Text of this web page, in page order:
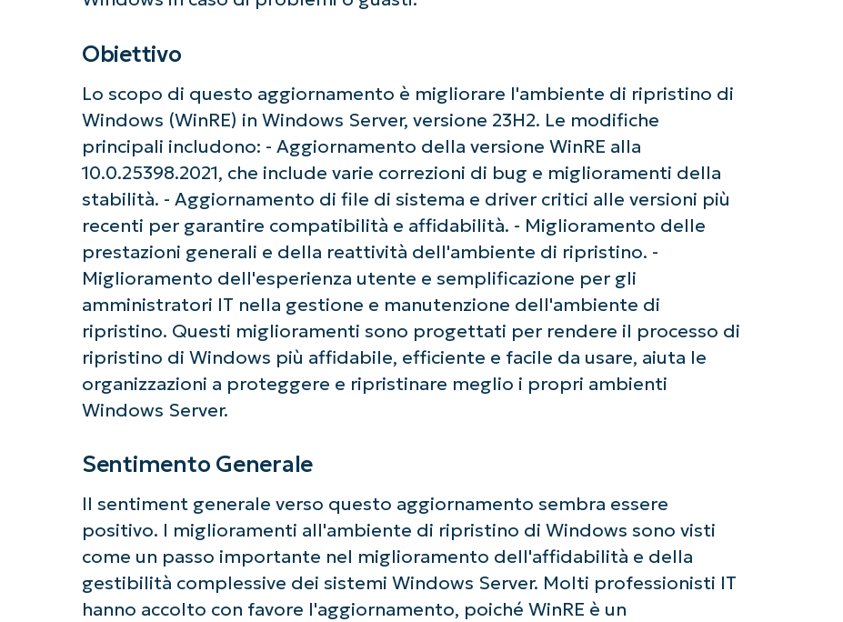
Obiettivo
Lo scopo di questo aggiornamento è migliorare l'ambiente di ripristino di
Windows (WinRE) in Windows Server, versione 23H2. Le modifiche
principali includono: - Aggiornamento della versione WinRE alla
10.0.25398.2021, che include varie correzioni di bug e miglioramenti della
stabilità. - Aggiornamento di file di sistema e driver critici alle versioni più
recenti per garantire compatibilità e affidabilità. - Miglioramento delle
prestazioni generali e della reattività dell'ambiente di ripristino. -
Miglioramento dell'esperienza utente e semplificazione per gli
amministratori IT nella gestione e manutenzione dell'ambiente di
ripristino. Questi miglioramenti sono progettati per rendere il processo di
ripristino di Windows più affidabile, efficiente e facile da usare, aiuta le
organizzazioni a proteggere e ripristinare meglio i propri ambienti
Windows Server.
Sentimento Generale
Il sentiment generale verso questo aggiornamento sembra essere
positivo. I miglioramenti all'ambiente di ripristino di Windows sono visti
come un passo importante nel miglioramento dell'affidabilità e della
gestibilità complessive dei sistemi Windows Server. Molti professionisti IT
hanno accolto con favore l'aggiornamento, poiché WinRE è un
Iniziate con le analisi KB guidate dall'AI di NinjaOne!
email*
number*
Paese